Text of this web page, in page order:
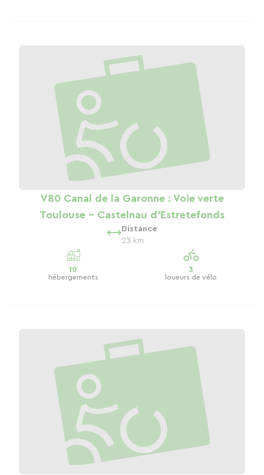
V80 Canal de la Garonne : Voie verte
Toulouse - Castelnau d'Estretefonds
Distance
23 km
10
hébergements
3
loueurs de vélo